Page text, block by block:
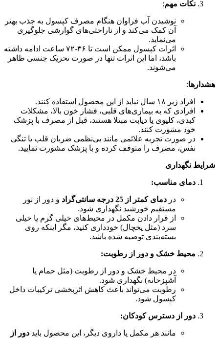
نکات مهم:
نوشیدن آب فراوان هنگام مصرف کپسول به جذب بهتر
آن کمک می‌کند و از ناراحتی‌های گوارشی جلوگیری
می‌نماید.
اثرات کپسول ممکن است تا ۳۶-۷۲ ساعت ادامه داشته
باشد، اما این اثرات تنها در صورت تحریک جنسی ظاهر
می‌شوند.
هشدارها:
افراد زیر ۱۸ سال نباید از این محصول استفاده کنند.
افرادی که به بیماری‌های قلبی، فشار خون بالا، مشکلات
کبدی، کلیوی یا دیابت مبتلا هستند، قبل از مصرف با پزشک
خود مشورت کنند.
در صورت تجربه علائمی مانند بی‌نظمی ضربان قلب یا تنگی
نفس، مصرف را متوقف کرده و با پزشک مشورت نمایید.
شرایط نگهداری
دمای مناسب:
در دمای کمتر از 25 درجه سانتی‌گراد
و دور از نور
مستقیم خورشید نگهداری شود.
از قرار دادن مکمل در محیط‌های خیلی گرم یا خیلی
سرد (مثل یخچال) خودداری کنید، مگر اینکه روی
بسته‌بندی توصیه شده باشد.
محیط خشک و دور از رطوبت:
در محیط خشک و دور از رطوبت (مثل حمام یا
آشپزخانه) نگهداری شود.
رطوبت می‌تواند باعث کاهش اثربخشی ترکیبات داخل
کپسول شود.
دور از دسترس کودکان:
مانند هر مکمل یا داروی دیگر، این محصول باید دور از